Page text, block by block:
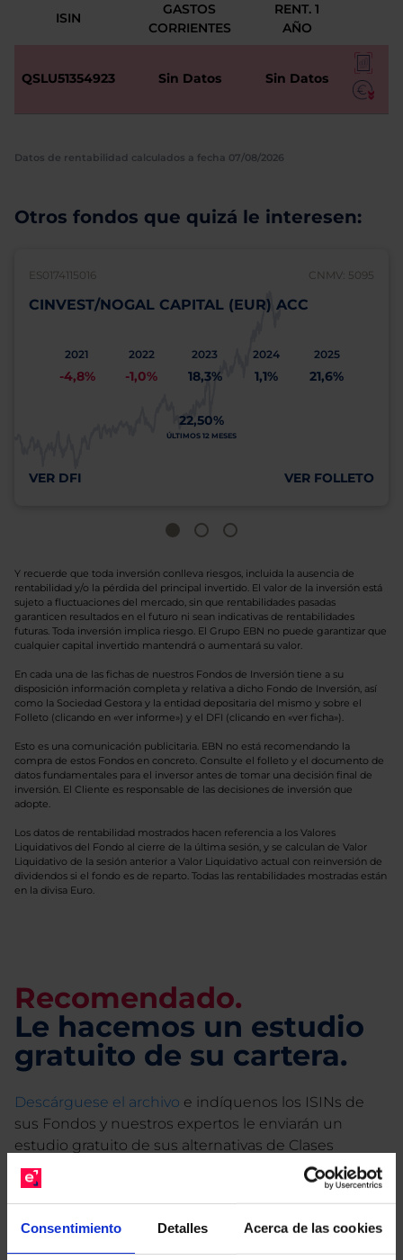
Consentimiento Detalles Acerca de las cookies
ISIN
GASTOS
CORRIENTES
RENT. 1
AÑO
QSLU51354923 Sin Datos Sin Datos
Datos de rentabilidad calculados a fecha 07/08/2026
Otros fondos que quizá le interesen:
ES0174115016 CNMV: 5095
CINVEST/NOGAL CAPITAL (EUR) ACC
2021
-4,8%
2022
-1,0%
2023
18,3%
2024
1,1%
2025
21,6%
22,50%
ÚLTIMOS 12 MESES
VER DFI VER FOLLETO
Y recuerde que toda inversión conlleva riesgos, incluida la ausencia de
rentabilidad y/o la pérdida del principal invertido. El valor de la inversión está
sujeto a fluctuaciones del mercado, sin que rentabilidades pasadas
garanticen resultados en el futuro ni sean indicativas de rentabilidades
futuras. Toda inversión implica riesgo. El Grupo EBN no puede garantizar que
cualquier capital invertido mantendrá o aumentará su valor.
En cada una de las fichas de nuestros Fondos de Inversión tiene a su
disposición información completa y relativa a dicho Fondo de Inversión, así
como la Sociedad Gestora y la entidad depositaria del mismo y sobre el
Folleto (clicando en «ver informe») y el DFI (clicando en «ver ficha»).
Esto es una comunicación publicitaria. EBN no está recomendando la
compra de estos Fondos en concreto. Consulte el folleto y el documento de
datos fundamentales para el inversor antes de tomar una decisión final de
inversión. El Cliente es responsable de las decisiones de inversión que
adopte.
Los datos de rentabilidad mostrados hacen referencia a los Valores
Liquidativos del Fondo al cierre de la última sesión, y se calculan de Valor
Liquidativo de la sesión anterior a Valor Liquidativo actual con reinversión de
dividendos si el fondo es de reparto. Todas las rentabilidades mostradas están
en la divisa Euro.
Recomendado.
Le hacemos un estudio
gratuito de su cartera.
Descárguese el archivo e indíquenos los ISINs de
sus Fondos y nuestros expertos le enviarán un
estudio gratuito de sus alternativas de Clases
Limpias con las que podrá ahorrar en sus costes.